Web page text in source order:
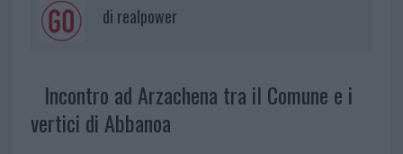
di realpower
Incontro ad Arzachena tra il Comune e i
vertici di Abbanoa